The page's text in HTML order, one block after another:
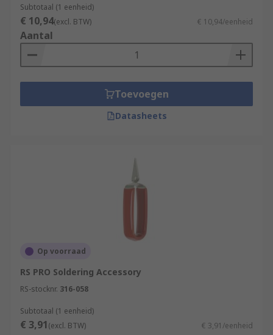
Subtotaal (1 eenheid)
€ 10,94(excl. BTW) € 10,94/eenheid
Aantal
Toevoegen
Datasheets
Op voorraad
RS PRO Soldering Accessory
RS-stocknr. 316-058
Subtotaal (1 eenheid)
€ 3,91(excl. BTW) € 3,91/eenheid